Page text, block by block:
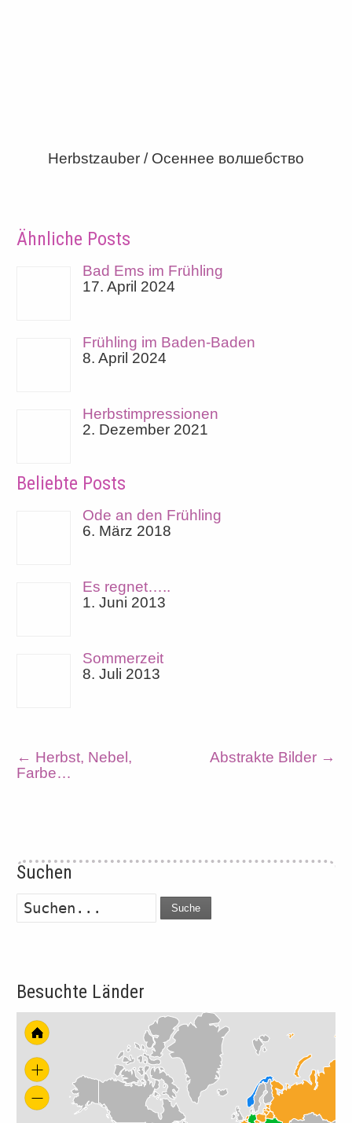
Herbstzauber / Осеннее волшебство
Ähnliche Posts
Bad Ems im Frühling
17. April 2024
Frühling im Baden-Baden
8. April 2024
Herbstimpressionen
2. Dezember 2021
Beliebte Posts
Ode an den Frühling
6. März 2018
Es regnet…..
1. Juni 2013
Sommerzeit
8. Juli 2013
← Herbst, Nebel,
Farbe…
Abstrakte Bilder →
Suchen
Suche
Besuchte Länder